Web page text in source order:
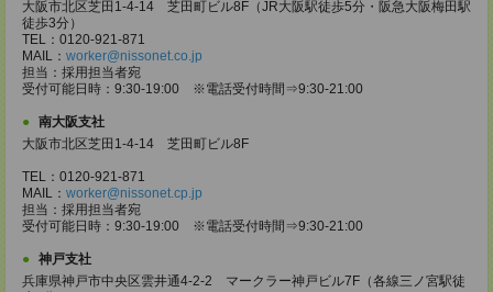
大阪市北区芝田1-4-14 芝田町ビル8F（JR大阪駅徒歩5分・阪急大阪梅田駅
徒歩3分）
TEL：0120-921-871
MAIL： worker@nissonet.co.jp
担当：採用担当者宛
受付可能日時：9:30-19:00 ※電話受付時間⇒9:30-21:00
南大阪支社
大阪市北区芝田1-4-14 芝田町ビル8F
TEL：0120-921-871
MAIL： worker@nissonet.cp.jp
担当：採用担当者宛
受付可能日時：9:30-19:00 ※電話受付時間⇒9:30-21:00
神戸支社
兵庫県神戸市中央区雲井通4-2-2 マークラー神戸ビル7F（各線三ノ宮駅徒